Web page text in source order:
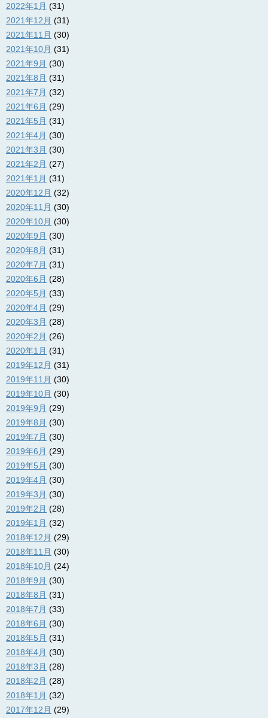
2022年1月 (31)
2021年12月 (31)
2021年11月 (30)
2021年10月 (31)
2021年9月 (30)
2021年8月 (31)
2021年7月 (32)
2021年6月 (29)
2021年5月 (31)
2021年4月 (30)
2021年3月 (30)
2021年2月 (27)
2021年1月 (31)
2020年12月 (32)
2020年11月 (30)
2020年10月 (30)
2020年9月 (30)
2020年8月 (31)
2020年7月 (31)
2020年6月 (28)
2020年5月 (33)
2020年4月 (29)
2020年3月 (28)
2020年2月 (26)
2020年1月 (31)
2019年12月 (31)
2019年11月 (30)
2019年10月 (30)
2019年9月 (29)
2019年8月 (30)
2019年7月 (30)
2019年6月 (29)
2019年5月 (30)
2019年4月 (30)
2019年3月 (30)
2019年2月 (28)
2019年1月 (32)
2018年12月 (29)
2018年11月 (30)
2018年10月 (24)
2018年9月 (30)
2018年8月 (31)
2018年7月 (33)
2018年6月 (30)
2018年5月 (31)
2018年4月 (30)
2018年3月 (28)
2018年2月 (28)
2018年1月 (32)
2017年12月 (29)